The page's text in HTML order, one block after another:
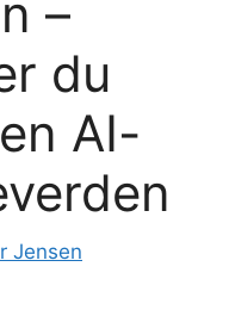
–
du
AI-
Jensen